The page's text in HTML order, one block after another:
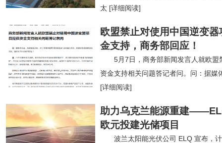
太 [详细阅读]
欧盟禁止对使用中国逆变
金支持，商务部回应！
5月7日，商务部新闻发言人就欧
资金支持相关问题答记者问。问：据媒
[详细阅读]
助力乌克兰能源重建
欧元投建光储项目
波兰太阳能光伏公司 ELQ 宣布，